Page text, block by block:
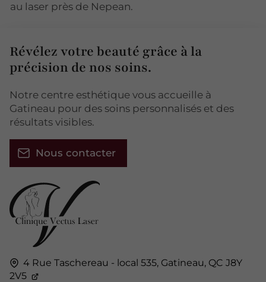
au laser près de Nepean.
4 Rue Taschereau - local 535, Gatineau, QC J8Y
2V5
Révélez votre beauté grâce à la
précision de nos soins.
Notre centre esthétique vous accueille à
Gatineau pour des soins personnalisés et des
résultats visibles.
Nous contacter